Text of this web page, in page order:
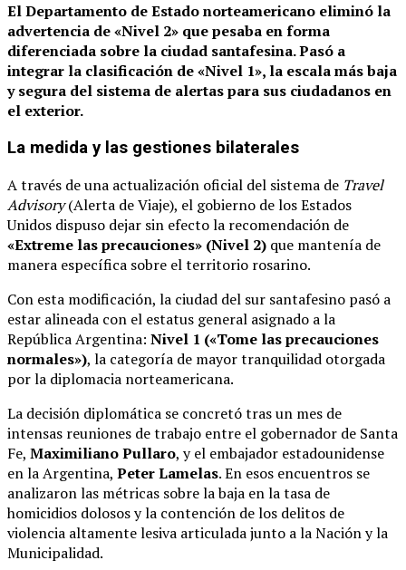
El Departamento de Estado norteamericano eliminó la
advertencia de «Nivel 2» que pesaba en forma
diferenciada sobre la ciudad santafesina.Pasó a
integrar la clasificación de «Nivel 1», la escala más baja
y segura del sistema de alertas para sus ciudadanos en
el exterior.
La medida y las gestiones bilaterales
A través de una actualización oficial del sistema de Travel
Advisory(Alerta de Viaje), el gobierno de los Estados
Unidos dispuso dejar sin efecto la recomendación de
«Extreme las precauciones» (Nivel 2) que mantenía de
manera específica sobre el territorio rosarino.
Con esta modificación, la ciudad del sur santafesino pasó a
estar alineada con el estatus general asignado a la
República Argentina: Nivel 1 («Tome las precauciones
normales»), la categoría de mayor tranquilidad otorgada
por la diplomacia norteamericana.
La decisión diplomática se concretó tras un mes de
intensas reuniones de trabajo entre el gobernador de Santa
Fe, Maximiliano Pullaro, y el embajador estadounidense
en la Argentina, Peter Lamelas.En esos encuentros se
analizaron las métricas sobre la baja en la tasa de
homicidios dolosos y la contención de los delitos de
violencia altamente lesiva articulada junto a la Nación y la
Municipalidad.